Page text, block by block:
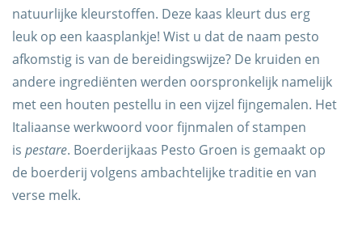
Trots op de Achterhoek! | © Kaasboerderij Weenink
2026 |Algemene voorwaarden|Verzending|
Privacybeleid
natuurlijke kleurstoffen. Deze kaas kleurt dus erg
leuk op een kaasplankje! Wist u dat de naam pesto
afkomstig is van de bereidingswijze? De kruiden en
andere ingrediënten werden oorspronkelijk namelijk
met een houten pestellu in een vijzel fijngemalen. Het
Italiaanse werkwoord voor fijnmalen of stampen
is pestare. Boerderijkaas Pesto Groen is gemaakt op
de boerderij volgens ambachtelijke traditie en van
verse melk.